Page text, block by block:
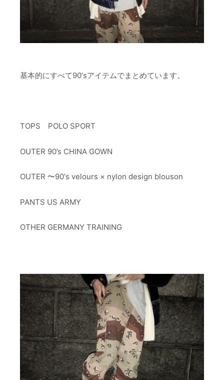
基本的にすべて90’sアイテムでまとめています。
TOPS POLO SPORT
OUTER 90’s CHINA GOWN
OUTER 〜90’s velours × nylon design blouson
PANTS US ARMY
OTHER GERMANY TRAINING